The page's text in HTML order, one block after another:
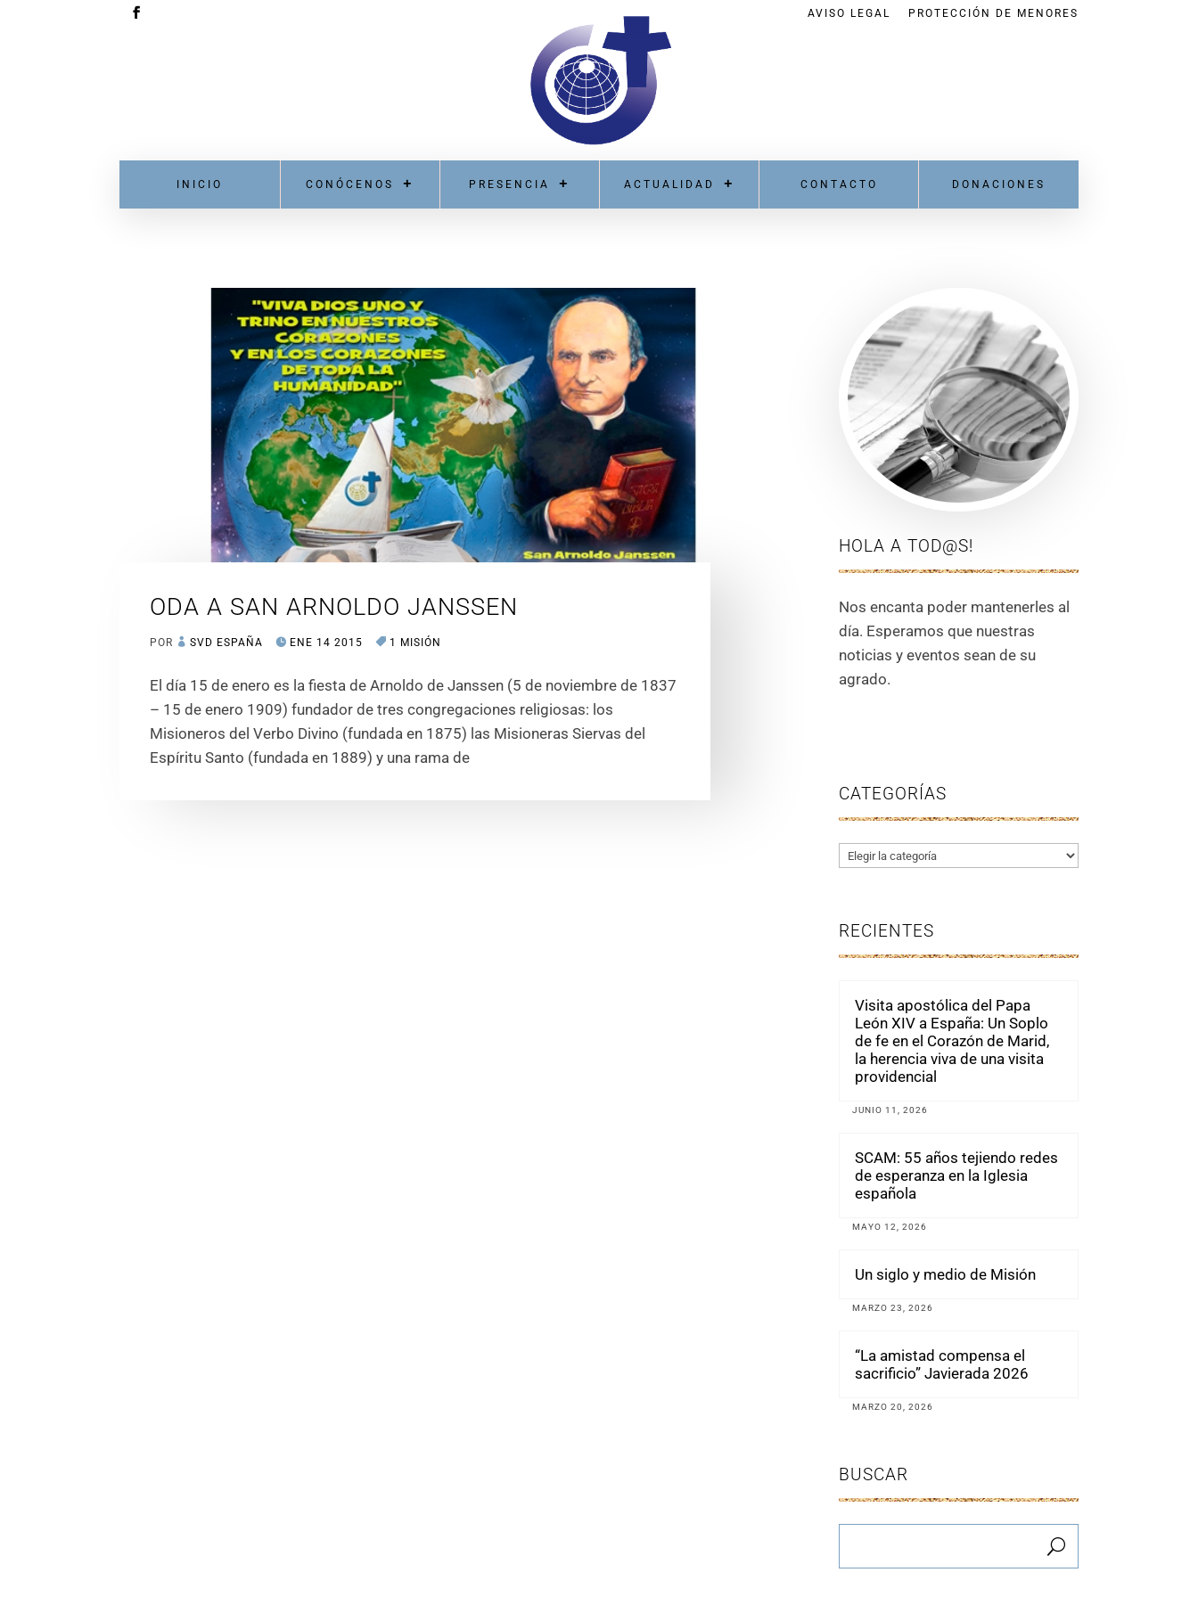
AVISO LEGAL PROTECCIÓN DE MENORES
INICIO CONÓCENOS PRESENCIA ACTUALIDAD CONTACTO DONACIONES
ODA A SAN ARNOLDO JANSSEN
POR SVD ESPAÑA ENE 14 2015 1 MISIÓN
El día 15 de enero es la fiesta de Arnoldo de Janssen (5 de noviembre de 1837
– 15 de enero 1909) fundador de tres congregaciones religiosas: los
Misioneros del Verbo Divino (fundada en 1875) las Misioneras Siervas del
Espíritu Santo (fundada en 1889) y una rama de
HOLA A TOD@S!
Nos encanta poder mantenerles al
día. Esperamos que nuestras
noticias y eventos sean de su
agrado.
CATEGORÍAS
Categorías
RECIENTES
Visita apostólica del Papa
León XIV a España: Un Soplo
de fe en el Corazón de Marid,
la herencia viva de una visita
providencial
JUNIO 11, 2026
SCAM: 55 años tejiendo redes
de esperanza en la Iglesia
española
MAYO 12, 2026
Un siglo y medio de Misión
MARZO 23, 2026
“La amistad compensa el
sacrificio” Javierada 2026
MARZO 20, 2026
BUSCAR